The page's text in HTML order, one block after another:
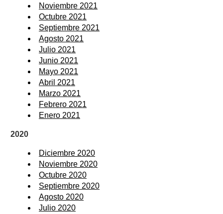
Noviembre 2021
Octubre 2021
Septiembre 2021
Agosto 2021
Julio 2021
Junio 2021
Mayo 2021
Abril 2021
Marzo 2021
Febrero 2021
Enero 2021
2020
Diciembre 2020
Noviembre 2020
Octubre 2020
Septiembre 2020
Agosto 2020
Julio 2020